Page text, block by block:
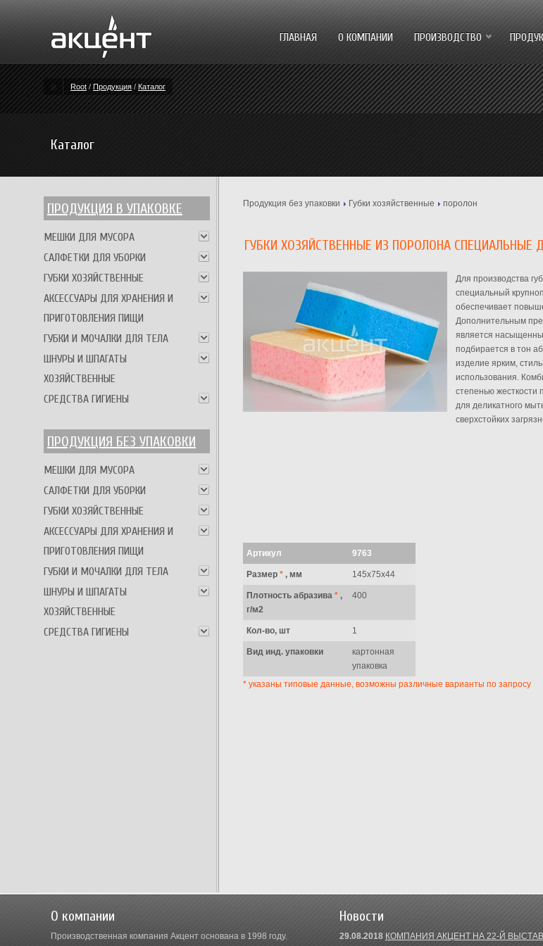
ГЛАВНАЯ О КОМПАНИИ ПРОИЗВОДСТВО
Root / Продукция / Каталог
Каталог
ПРОДУКЦИЯ В УПАКОВКЕ
МЕШКИ ДЛЯ МУСОРА
САЛФЕТКИ ДЛЯ УБОРКИ
ГУБКИ ХОЗЯЙСТВЕННЫЕ
АКСЕССУАРЫ ДЛЯ ХРАНЕНИЯ И
ПРИГОТОВЛЕНИЯ ПИЩИ
ГУБКИ И МОЧАЛКИ ДЛЯ ТЕЛА
ШНУРЫ И ШПАГАТЫ
ХОЗЯЙСТВЕННЫЕ
СРЕДСТВА ГИГИЕНЫ
ПРОДУКЦИЯ БЕЗ УПАКОВКИ
МЕШКИ ДЛЯ МУСОРА
САЛФЕТКИ ДЛЯ УБОРКИ
ГУБКИ ХОЗЯЙСТВЕННЫЕ
АКСЕССУАРЫ ДЛЯ ХРАНЕНИЯ И
ПРИГОТОВЛЕНИЯ ПИЩИ
ГУБКИ И МОЧАЛКИ ДЛЯ ТЕЛА
ШНУРЫ И ШПАГАТЫ
ХОЗЯЙСТВЕННЫЕ
СРЕДСТВА ГИГИЕНЫ
Продукция без упаковки Губки хозяйственные поролон
ГУБКИ ХОЗЯЙСТВЕННЫЕ ИЗ ПОРОЛОНА СПЕЦИАЛЬНЫЕ
Для производства
специальный
обеспечивает
Дополнительным
является
подбирается в тон
изделие ярким,
использования.
степенью жесткости
для деликатного
сверхстойких
Артикул 9763
Размер* , мм 145х75х44
Плотность абразива* ,
г/м2
400
Кол-во, шт 1
Вид инд. упаковки
картонная
упаковка
* указаны типовые данные, возможны различные варианты по запросу
О компании
Производственная компания Акцент основана в 1998 году.
Новости
29.08.2018 КОМПАНИЯ АКЦЕНТ НА 22-Й